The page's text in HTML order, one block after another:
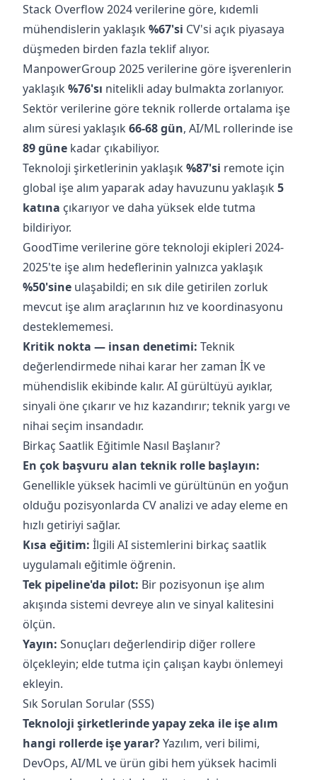
Stack Overflow 2024 verilerine göre, kıdemli
mühendislerin yaklaşık %67'si CV'si açık piyasaya
düşmeden birden fazla teklif alıyor.
ManpowerGroup 2025 verilerine göre işverenlerin
yaklaşık %76'sı nitelikli aday bulmakta zorlanıyor.
Sektör verilerine göre teknik rollerde ortalama işe
alım süresi yaklaşık 66-68 gün, AI/ML rollerinde ise
89 güne kadar çıkabiliyor.
Teknoloji şirketlerinin yaklaşık %87'si remote için
global işe alım yaparak aday havuzunu yaklaşık 5
katına çıkarıyor ve daha yüksek elde tutma
bildiriyor.
GoodTime verilerine göre teknoloji ekipleri 2024-
2025'te işe alım hedeflerinin yalnızca yaklaşık
%50'sine ulaşabildi; en sık dile getirilen zorluk
mevcut işe alım araçlarının hız ve koordinasyonu
desteklememesi.
Kritik nokta — insan denetimi: Teknik
değerlendirmede nihai karar her zaman İK ve
mühendislik ekibinde kalır. AI gürültüyü ayıklar,
sinyali öne çıkarır ve hız kazandırır; teknik yargı ve
nihai seçim insandadır.
Birkaç Saatlik Eğitimle Nasıl Başlanır?
En çok başvuru alan teknik rolle başlayın:
Genellikle yüksek hacimli ve gürültünün en yoğun
olduğu pozisyonlarda CV analizi ve aday eleme en
hızlı getiriyi sağlar.
Kısa eğitim: İlgili AI sistemlerini birkaç saatlik
uygulamalı eğitimle öğrenin.
Tek pipeline'da pilot: Bir pozisyonun işe alım
akışında sistemi devreye alın ve sinyal kalitesini
ölçün.
Yayın: Sonuçları değerlendirip diğer rollere
ölçekleyin; elde tutma için çalışan kaybı önlemeyi
ekleyin.
Sık Sorulan Sorular (SSS)
Teknoloji şirketlerinde yapay zeka ile işe alım
hangi rollerde işe yarar?Yazılım, veri bilimi,
DevOps, AI/ML ve ürün gibi hem yüksek hacimli